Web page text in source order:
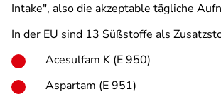
Intake", also die akzeptable tägliche
In der EU sind 13 Süßstoffe als
Acesulfam K (E 950)
Aspartam (E 951)